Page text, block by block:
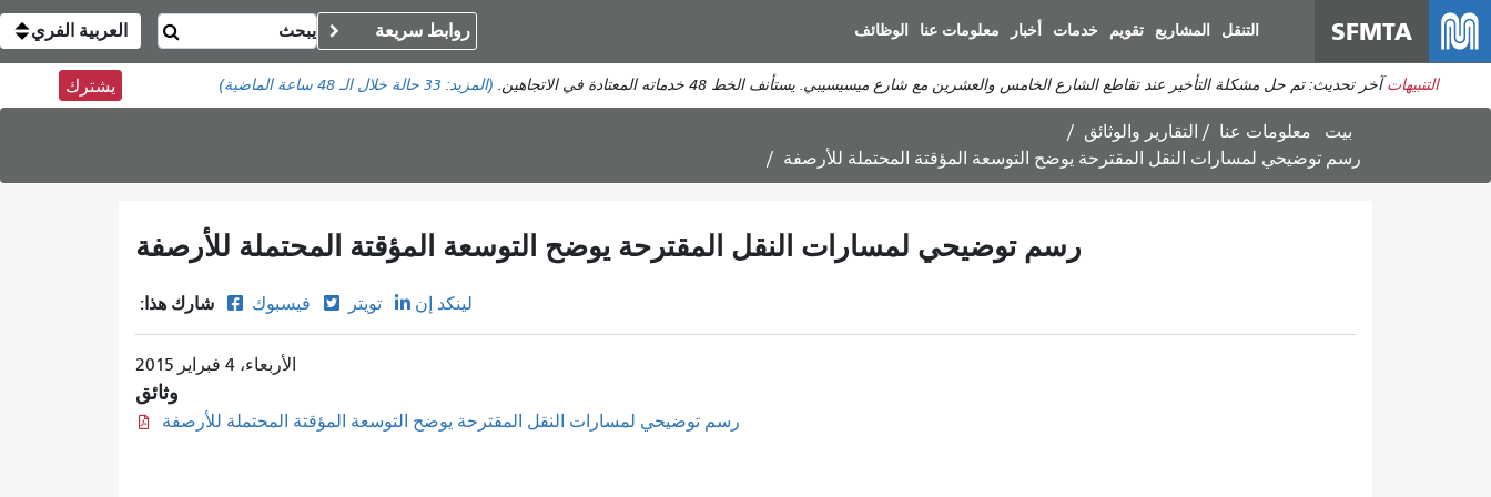
المحتوى
الرئيسي
SFMTA التنقل المشاريع تقويم خدمات أخبار معلومات عنا الوظائف روابط سريعة العربية الفري
التنبيهات آخر تحديث: تم حل مشكلة التأخير عند تقاطع الشارع الخامس والعشرين مع شارع ميسيسيبي. يستأنف الخط 48 خدماته المعتادة في الاتجاهين. (المزيد:33 حالة خلال الـ 48 ساعة الماضية) يشترك
بيت معلومات عنا
التقارير والوثائق
رسم توضيحي لمسارات النقل المقترحة يوضح التوسعة المؤقتة المحتملة للأرصفة
رسم توضيحي لمسارات النقل المقترحة يوضح التوسعة المؤقتة المحتملة للأرصفة
شارك هذا: فيسبوك تويتر لينكد إن
الأربعاء، 4 فبراير 2015
وثائق
رسم توضيحي لمسارات النقل المقترحة يوضح التوسعة المؤقتة المحتملة للأرصفة